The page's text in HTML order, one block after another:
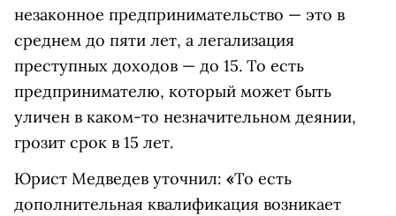
незаконное предпринимательство — это в
среднем до пяти лет, а легализация
преступных доходов — до 15. То есть
предпринимателю, который может быть
уличен в каком-то незначительном деянии,
грозит срок в 15 лет.
Юрист Медведев уточнил: «То есть
дополнительная квалификация возникает